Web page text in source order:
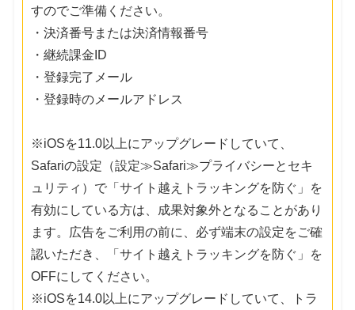
すのでご準備ください。
・決済番号または決済情報番号
・継続課金ID
・登録完了メール
・登録時のメールアドレス
※iOSを11.0以上にアップグレードしていて、
Safariの設定（設定≫Safari≫プライバシーとセキ
ュリティ）で「サイト越えトラッキングを防ぐ」を
有効にしている方は、成果対象外となることがあり
ます。広告をご利用の前に、必ず端末の設定をご確
認いただき、「サイト越えトラッキングを防ぐ」を
OFFにしてください。
※iOSを14.0以上にアップグレードしていて、トラ